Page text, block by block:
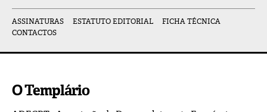
ASSINATURAS ESTATUTO EDITORIAL
FICHA TÉCNICA
CONTACTOS
O Templário